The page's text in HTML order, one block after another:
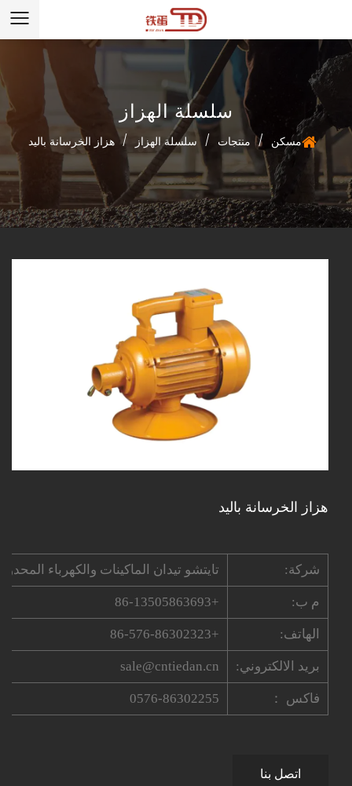
سلسلة الهزاز
مسكن / منتجات / سلسلة الهزاز / هزاز الخرسانة باليد
هزاز الخرسانة باليد
شركة: تايتشو تيدان الماكينات والكهرباء
م ب: +86-13505863693
الهاتف: +86-576-86302323
بريد الالكتروني: sale@cntiedan.cn
فاكس ： 0576-86302255
اتصل بنا